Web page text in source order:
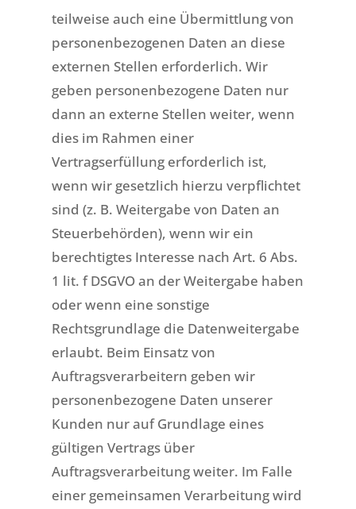
teilweise auch eine Übermittlung von
personenbezogenen Daten an diese
externen Stellen erforderlich. Wir
geben personenbezogene Daten nur
dann an externe Stellen weiter, wenn
dies im Rahmen einer
Vertragserfüllung erforderlich ist,
wenn wir gesetzlich hierzu verpflichtet
sind (z. B. Weitergabe von Daten an
Steuerbehörden), wenn wir ein
berechtigtes Interesse nach Art. 6 Abs.
1 lit. f DSGVO an der Weitergabe haben
oder wenn eine sonstige
Rechtsgrundlage die Datenweitergabe
erlaubt. Beim Einsatz von
Auftragsverarbeitern geben wir
personenbezogene Daten unserer
Kunden nur auf Grundlage eines
gültigen Vertrags über
Auftragsverarbeitung weiter. Im Falle
einer gemeinsamen Verarbeitung wird